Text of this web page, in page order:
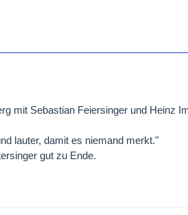
mit Sebastian Feiersinger und Heinz
lauter, damit es niemand merkt."
gut zu Ende.